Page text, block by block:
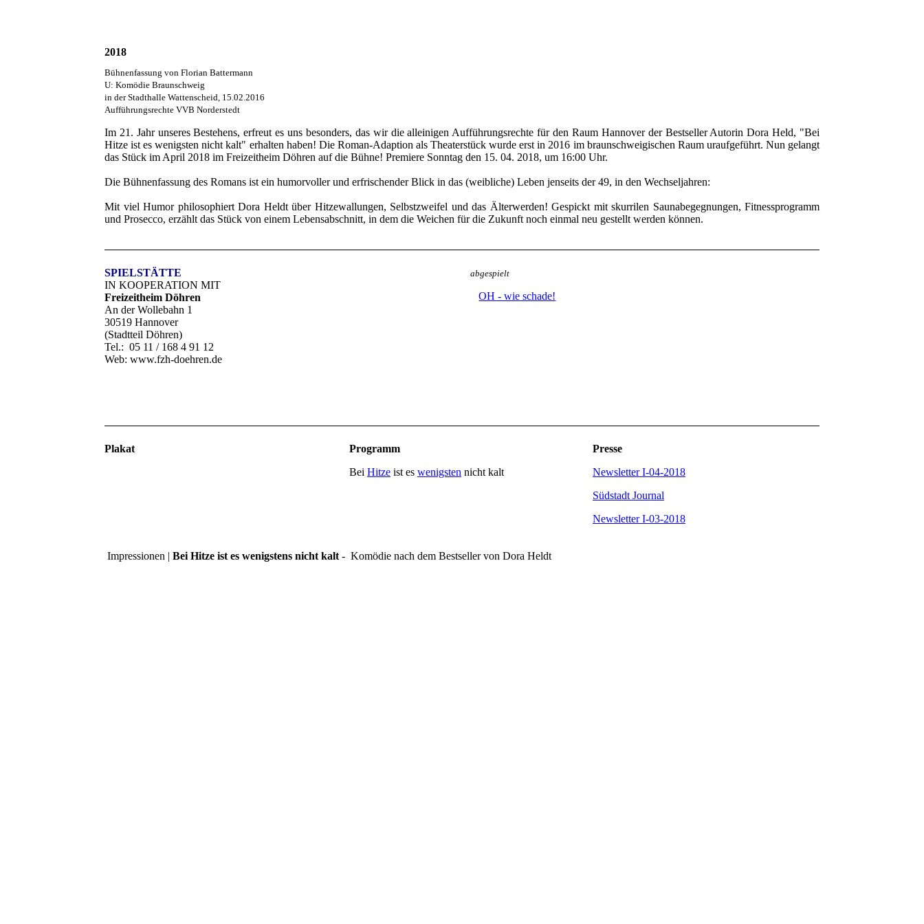
2018
Bühnenfassung von Florian Battermann
U: Komödie Braunschweig
in der Stadthalle Wattenscheid, 15.02.2016
Aufführungsrechte VVB Norderstedt
Im 21. Jahr unseres Bestehens, erfreut es uns besonders, das wir die alleinigen Aufführungsrechte für den Raum Hannover der Bestseller Autorin Dora Held, "Bei
Hitze ist es wenigsten nicht kalt" erhalten haben! Die Roman-Adaption als Theaterstück wurde erst in 2016 im braunschweigischen Raum uraufgeführt. Nun gelangt
das Stück im April 2018 im Freizeitheim Döhren auf die Bühne! Premiere Sonntag den 15. 04. 2018, um 16:00 Uhr.
Die Bühnenfassung des Romans ist ein humorvoller und erfrischender Blick in das (weibliche) Leben jenseits der 49, in den Wechseljahren:
Mit viel Humor philosophiert Dora Heldt über Hitzewallungen, Selbstzweifel und das Älterwerden! Gespickt mit skurrilen Saunabegegnungen, Fitnessprogramm
und Prosecco, erzählt das Stück von einem Lebensabschnitt, in dem die Weichen für die Zukunft noch einmal neu gestellt werden können.
SPIELSTÄTTE
IN KOOPERATION MIT
Freizeitheim Döhren
An der Wollebahn 1
30519 Hannover
(Stadtteil Döhren)
Tel.: 05 11 / 168 4 91 12
Web: www.fzh-doehren.de
abgespielt
OH - wie schade!
Plakat
Programm
Bei Hitze ist es wenigsten nicht kalt
Presse
Newsletter I-04-2018
Südstadt Journal
Newsletter I-03-2018
Impressionen | Bei Hitze ist es wenigstens nicht kalt - Komödie nach dem Bestseller von Dora Heldt